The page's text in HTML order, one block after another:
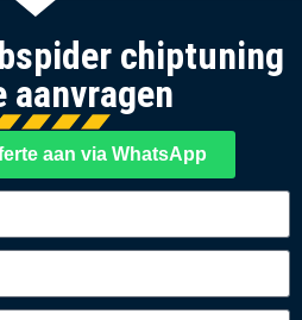
chiptuning
aan via WhatsApp